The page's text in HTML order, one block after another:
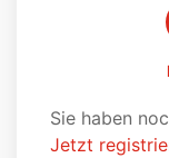
Sie haben
Jetzt